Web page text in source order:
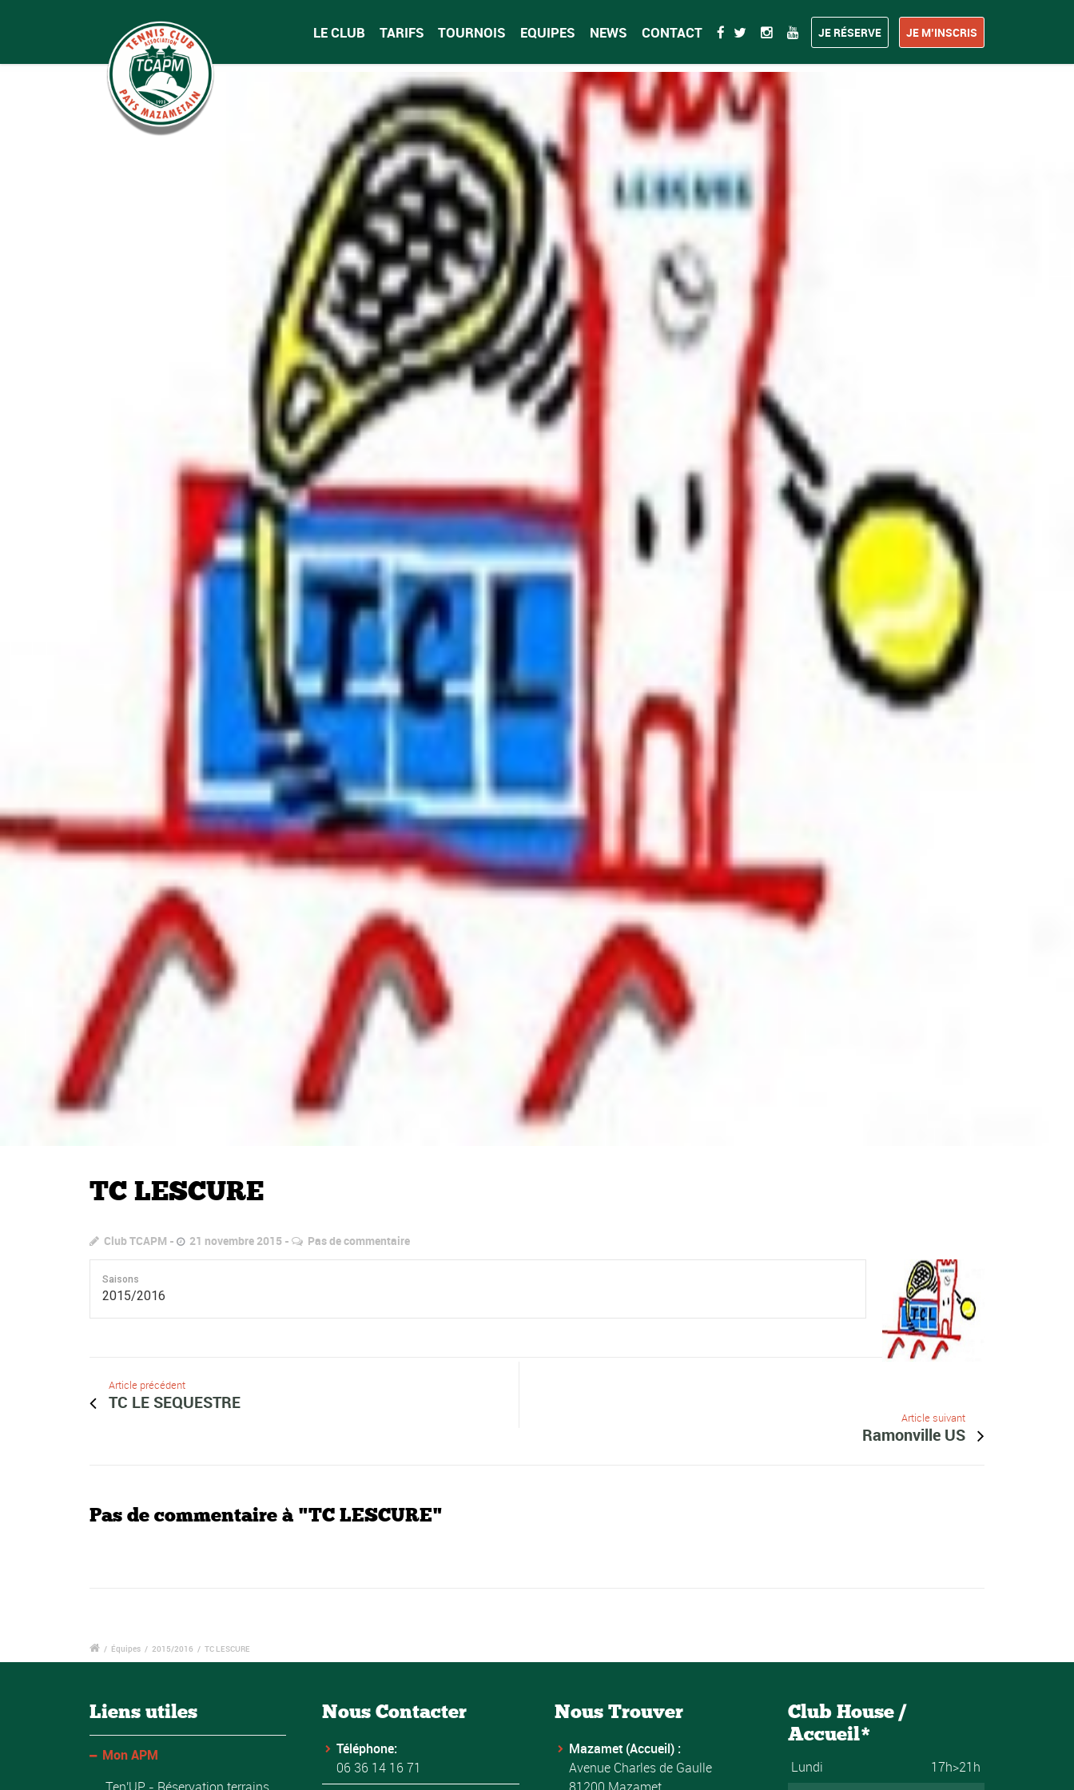
LE CLUB TARIFS TOURNOIS EQUIPES NEWS CONTACT JE RÉSERVE JE M’INSCRIS
TC LESCURE
Club TCAPM 21 novembre 2015 Pas de commentaire
Saisons
2015/2016
Article précédent
TC LE SEQUESTRE
Article suivant
Ramonville US
Pas de commentaire à "TC LESCURE"
/ Équipes / 2015/2016 / TC LESCURE
Liens utiles
Mon APM
Nous Contacter
Téléphone:
06 36 14 16 71
Nous Trouver
Mazamet (Accueil) :
Avenue Charles de Gaulle
Club House /
Accueil*
Lundi 17h>21h